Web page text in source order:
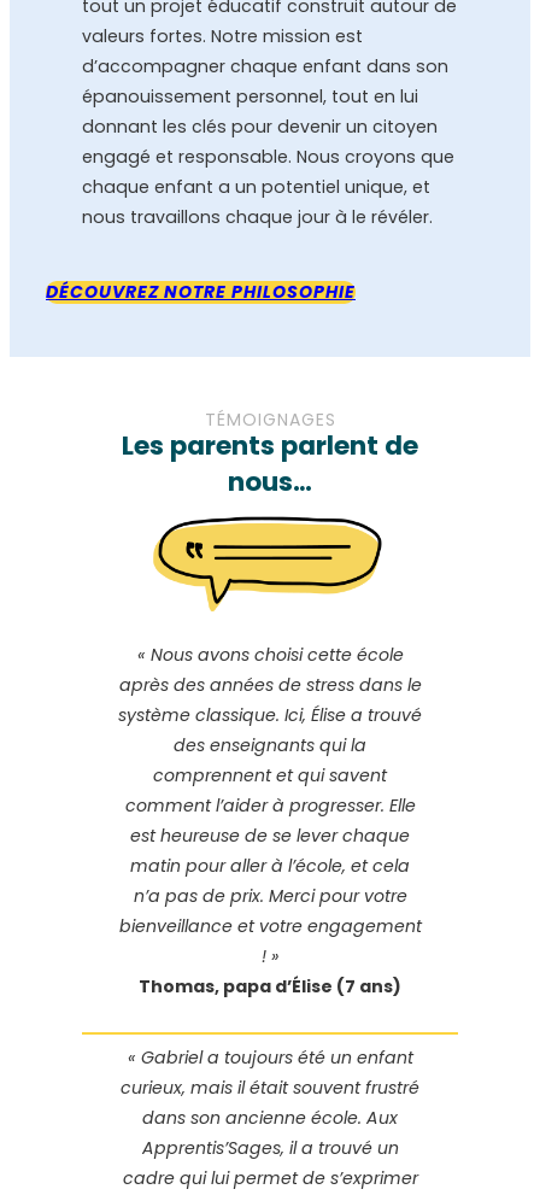
tout un projet éducatif construit autour de
valeurs fortes. Notre mission est
d’accompagner chaque enfant dans son
épanouissement personnel, tout en lui
donnant les clés pour devenir un citoyen
engagé et responsable. Nous croyons que
chaque enfant a un potentiel unique, et
nous travaillons chaque jour à le révéler.
DÉCOUVREZ NOTRE PHILOSOPHIE
TÉMOIGNAGES
Les parents parlent de
nous…
« Nous avons choisi cette école
après des années de stress dans le
système classique. Ici, Élise a trouvé
des enseignants qui la
comprennent et qui savent
comment l’aider à progresser. Elle
est heureuse de se lever chaque
matin pour aller à l’école, et cela
n’a pas de prix. Merci pour votre
bienveillance et votre engagement
! »
Thomas, papa d’Élise (7 ans)
« Gabriel a toujours été un enfant
curieux, mais il était souvent frustré
dans son ancienne école. Aux
Apprentis’Sages, il a trouvé un
cadre qui lui permet de s’exprimer